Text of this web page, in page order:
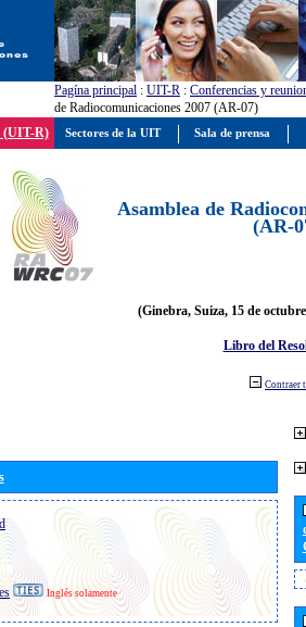
Pagína principal : UIT-R : Conferencias y
de Radiocomunicaciones 2007 (AR-07)
(UIT-R)
Asamblea de
(AR-
(Ginebra, Suiza, 15 de
Libro del
Contraer
Inglés solamente
Sectores de la UIT Sala de prensa